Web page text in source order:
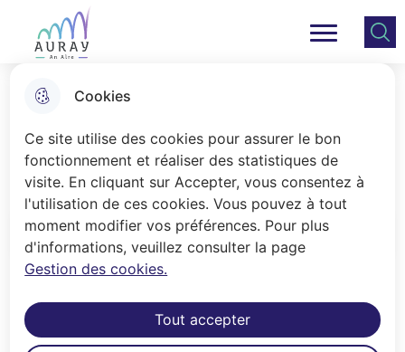
Cookies
Ce site utilise des cookies pour assurer le bon
fonctionnement et réaliser des statistiques de
visite. En cliquant sur Accepter, vous consentez à
l'utilisation de ces cookies. Vous pouvez à tout
moment modifier vos préférences. Pour plus
d'informations, veuillez consulter la page
Gestion des cookies.
Tout accepter
Aller
au
menu
Consulter
le plan
Ville Auray Menu principal
Accueil
Sommaire
Maire d'Auray